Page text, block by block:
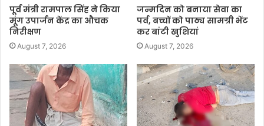
पूर्व मंत्री रामपाल सिंह ने किया
मूंग उपार्जन केंद्र का औचक
निरीक्षण
August 7, 2026
जन्मदिन को बनाया सेवा का
पर्व, बच्चों को पाठ्य सामग्री भेंट
कर बांटी खुशियां
August 7, 2026